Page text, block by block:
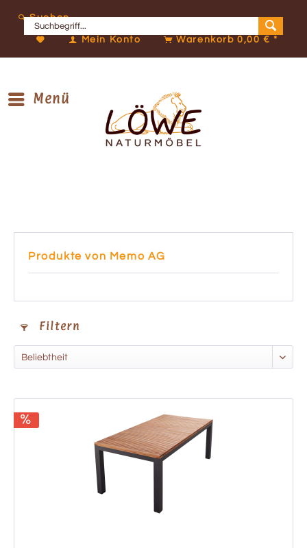
Suchen
Mein Konto Warenkorb0,00 € *
Menü
Produkte von Memo AG
Filtern